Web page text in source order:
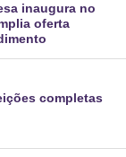
inaugura no
oferta
completas